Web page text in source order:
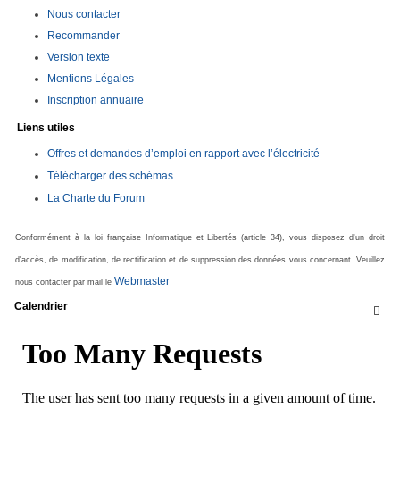
Nous contacter
Recommander
Version texte
Mentions Légales
Inscription annuaire
Liens utiles
Offres et demandes d’emploi en rapport avec l’électricité
Télécharger des schémas
La Charte du Forum
Conformément à la loi française Informatique et Libertés (article 34), vous disposez d'un droit
d'accès, de modification, de rectification et de suppression des données vous concernant. Veuillez
nous contacter par mail le Webmaster

Calendrier